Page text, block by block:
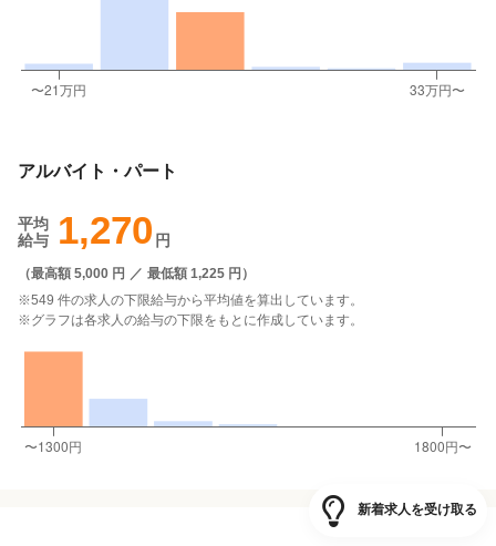
アルバイト・パート
平均
給与
1,270 円
（最高額 5,000 円 ／ 最低額 1,225 円 ）
※549 件の求人の下限給与から平均値を算出しています。
※グラフは各求人の給与の下限をもとに作成しています。
新着求人を受け取る